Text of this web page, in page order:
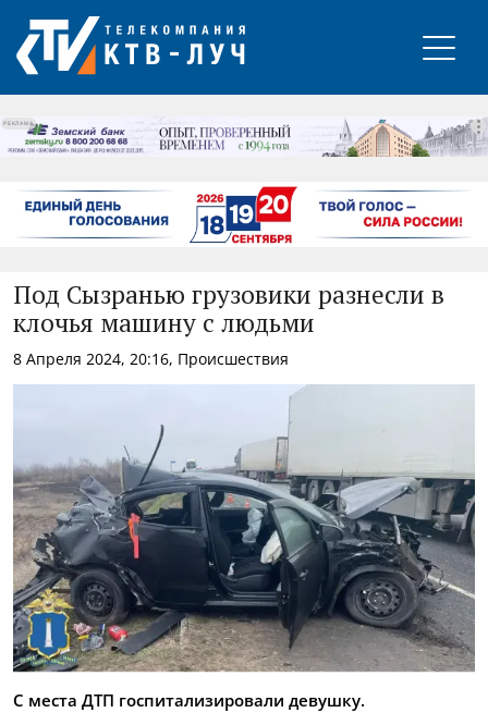
РЕКЛАМА
Под Сызранью грузовики разнесли в
клочья машину с людьми
8 Апреля 2024, 20:16, Происшествия
С места ДТП госпитализировали девушку.